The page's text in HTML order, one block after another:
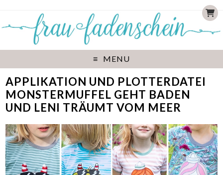
MENU
APPLIKATION UND PLOTTERDATEI
MONSTERMUFFEL GEHT BADEN
UND LENI TRÄUMT VOM MEER